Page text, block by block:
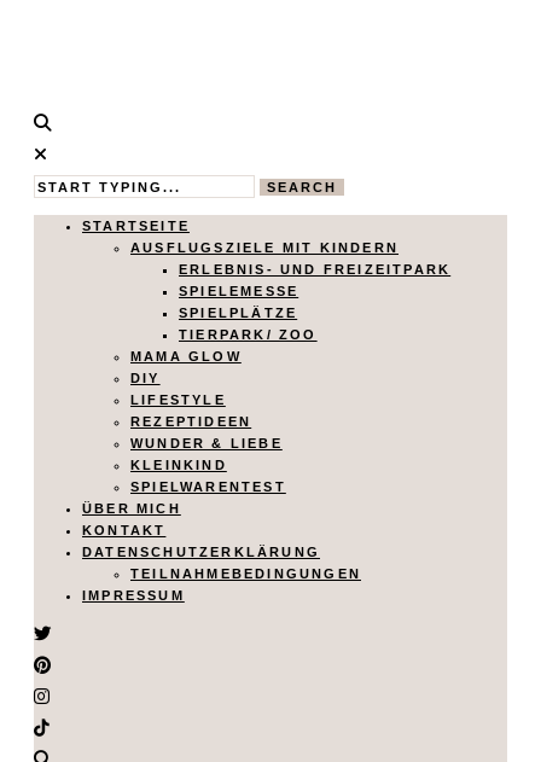
Calistas
Traum
MAMABLOG
SEARCH
STARTSEITE
AUSFLUGSZIELE MIT KINDERN
ERLEBNIS- UND FREIZEITPARK
SPIELEMESSE
SPIELPLÄTZE
TIERPARK/ ZOO
MAMA GLOW
DIY
LIFESTYLE
REZEPTIDEEN
WUNDER & LIEBE
KLEINKIND
SPIELWARENTEST
ÜBER MICH
KONTAKT
DATENSCHUTZERKLÄRUNG
TEILNAHMEBEDINGUNGEN
IMPRESSUM